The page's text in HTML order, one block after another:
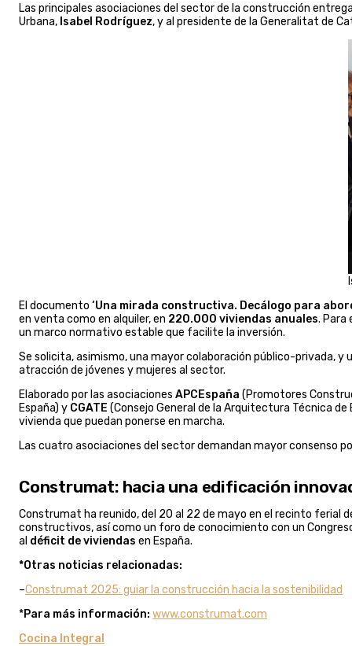
Las principales asociaciones del sector de la construcción
Urbana, Isabel Rodríguez, y al presidente de la Generalitat de
El documento ‘Una mirada constructiva. Decálogo para
en venta como en alquiler, en 220.000 viviendas anuales. Para
un marco normativo estable que facilite la inversión.
Se solicita, asimismo, una mayor colaboración público-privada,
atracción de jóvenes y mujeres al sector.
Elaborado por las asociaciones APCEspaña (Promotores
España) y CGATE (Consejo General de la Arquitectura Técnica
vivienda que puedan ponerse en marcha.
Las cuatro asociaciones del sector demandan mayor consenso
Construmat: hacia una edificación
Construmat ha reunido, del 20 al 22 de mayo en el recinto ferial
constructivos, así como un foro de conocimiento con un
al déficit de viviendas en España.
*Otras noticias relacionadas:
–Construmat 2025: guiar la construcción hacia la sostenibilidad
*Para más información: www.construmat.com
Cocina Integral